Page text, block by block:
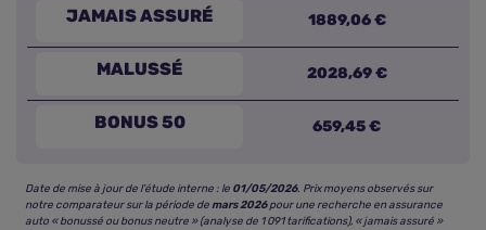
JAMAIS ASSURÉ 1889,06 €
MALUSSÉ 2028,69 €
BONUS 50 659,45 €
Date de mise à jour de l’étude interne : le 01/05/2026. Prix moyens observés sur
notre comparateur sur la période demars 2026pour une recherche en assurance
auto « bonussé ou bonus neutre » (analyse de 1 091 tarifications), « jamais assuré »